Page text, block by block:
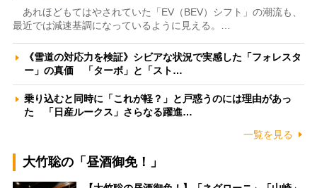
あれほどもてはやされていた「EV（BEV）シフト」の潮流も、
最近では減速基調になっているように見える。…
《雪道の対応力を検証》シビアな状況で実感した「フォレスタ
ー」の真価 「ターボ」と「スト…
乗り込むと同時に「これが軽？」と戸惑うのには理由があっ
た 「日産ルークス」さらなる躍進…
一覧を見る
大竹聡の「昼酒御免！」